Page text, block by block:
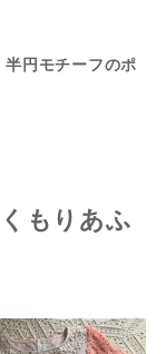
半円モチーフのポ
もりあふ